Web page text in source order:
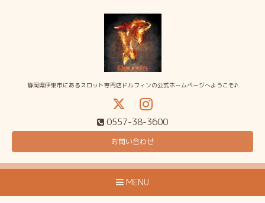
静岡県伊東市にあるスロット専門店ドルフィンの公式ホームページへようこそ♪
0557-38-3600
お問い合わせ
MENU